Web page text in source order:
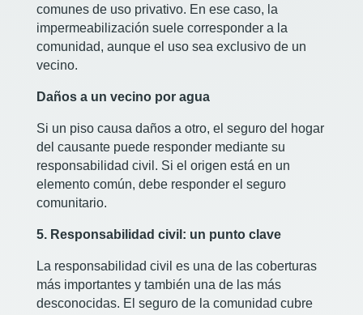
comunes de uso privativo. En ese caso, la
impermeabilización suele corresponder a la
comunidad, aunque el uso sea exclusivo de un
vecino.
Daños a un vecino por agua
Si un piso causa daños a otro, el seguro del hogar
del causante puede responder mediante su
responsabilidad civil. Si el origen está en un
elemento común, debe responder el seguro
comunitario.
5. Responsabilidad civil: un punto clave
La responsabilidad civil es una de las coberturas
más importantes y también una de las más
desconocidas. El seguro de la comunidad cubre